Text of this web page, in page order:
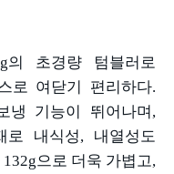
의 초경량 텀블러로
로 여닫기 편리하다.
냉 기능이 뛰어나며 ,
로 내식성, 내열성도
132g으로 더욱 가볍고,